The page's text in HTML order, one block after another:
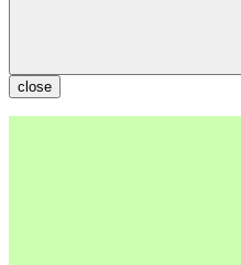
close